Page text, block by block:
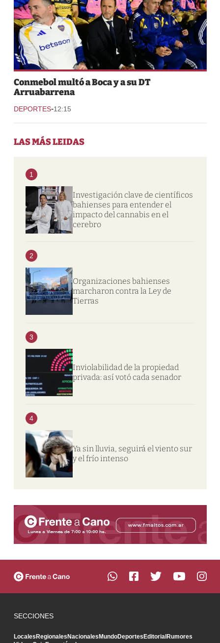
Conmebol multó a Boca y a su DT
Arruabarrena
DEPORTES-12:15
LAS MÁS LEIDAS
1
Investigación clave de científicos
bahienses para entender el
impacto del cannabis en el
cerebro
2
Organizaciones bahienses
marcharon contra la Ley de
Tierras
3
Inviolabilidad de la propiedad
privada: así votó cada senador
4
Ya sin lluvia, seguirá el viento sur
y el frío intenso
SECCIONES
LocalesRegionalesNacionalesMundoDeportesEditorialRumores